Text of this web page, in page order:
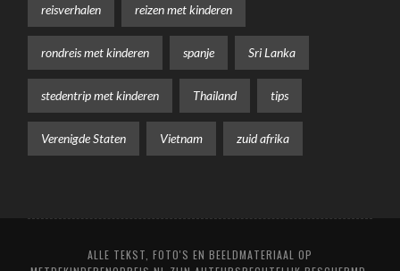
reisverhalen reizen met kinderen
rondreis met kinderen spanje Sri Lanka
stedentrip met kinderen Thailand tips
Verenigde Staten Vietnam zuid afrika
ALLE TEKST, FOTO'S EN BEELDMATERIAAL OP